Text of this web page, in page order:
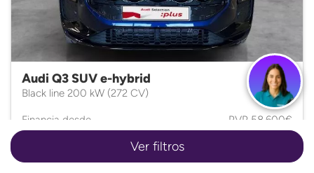
Audi Q3 SUV e-hybrid
Black line 200 kW (272 CV)
Financia desde
512
PVP 58.600€
57.850
Híbrido • 2025 • Automático • 6.300Km.
Ver filtros